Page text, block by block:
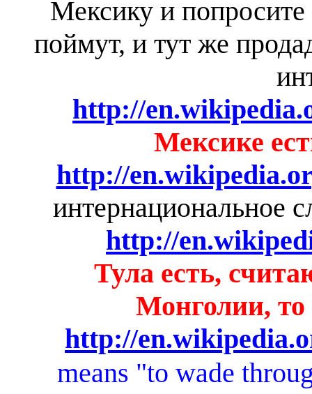
Мексику и попросите
поймут, и тут же
http://
Мексике
http://
интернациональное
http://
Тула есть,
Монголии,
http://
means "to wade